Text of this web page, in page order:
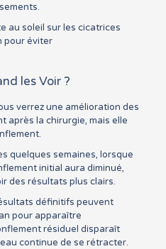
au soleil sur les cicatrices
pour éviter
les Voir ?
verrez une amélioration des
après la chirurgie, mais elle
quelques semaines, lorsque
initial aura diminué,
des résultats plus clairs.
définitifs peuvent
pour apparaître
résiduel disparaît
continue de se rétracter.